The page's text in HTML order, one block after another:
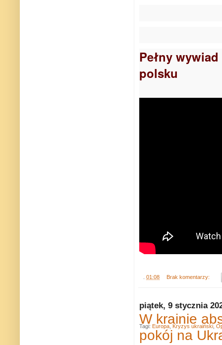
Pełny
polsku
01:08 Brak komentarzy:
piątek, 9 stycznia
W krainie
pokój na
Tagi: Europa Kryzys ukraiński